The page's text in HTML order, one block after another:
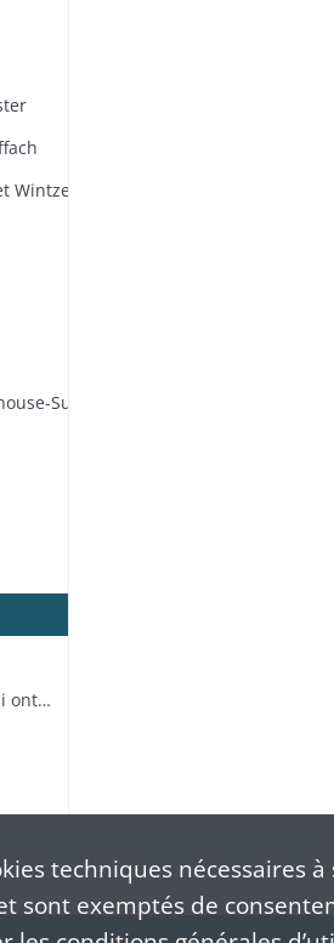
Wintzenheim
Sud
Enquête sur les jeunes gens nés de père étranger qui ont répudié la qualité de français
techniques nécessaires
sont exemptés de